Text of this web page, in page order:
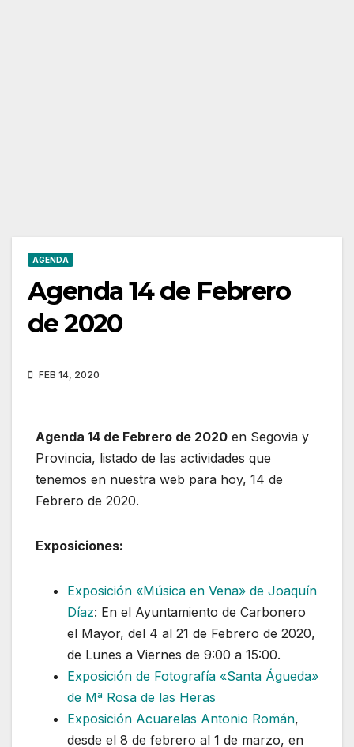
AGENDA
Agenda 14 de Febrero
de 2020
FEB 14, 2020
Agenda 14 de Febrero de 2020 en Segovia y
Provincia, listado de las actividades que
tenemos en nuestra web para hoy, 14 de
Febrero de 2020.
Exposiciones:
Exposición «Música en Vena» de Joaquín
Díaz: En el Ayuntamiento de Carbonero
el Mayor, del 4 al 21 de Febrero de 2020,
de Lunes a Viernes de 9:00 a 15:00.
Exposición de Fotografía «Santa Águeda»
de Mª Rosa de las Heras
Exposición Acuarelas Antonio Román,
desde el 8 de febrero al 1 de marzo, en